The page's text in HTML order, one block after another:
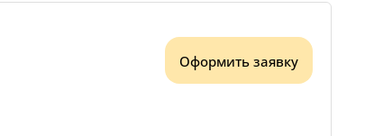
Оформить заявку